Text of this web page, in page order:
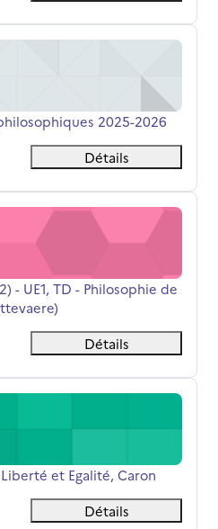
2025-2026
2025-2026
Détails
- UE1, TD - Philosophie de
- UE1, TD - Philosophie de
Détails
et Egalité, Caron
et Egalité, Caron
Détails